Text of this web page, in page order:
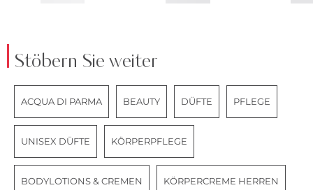
Stöbern Sie weiter
ACQUA DI PARMA BEAUTY DÜFTE PFLEGE
UNISEX DÜFTE KÖRPERPFLEGE
BODYLOTIONS & CREMEN KÖRPERCREME HERREN